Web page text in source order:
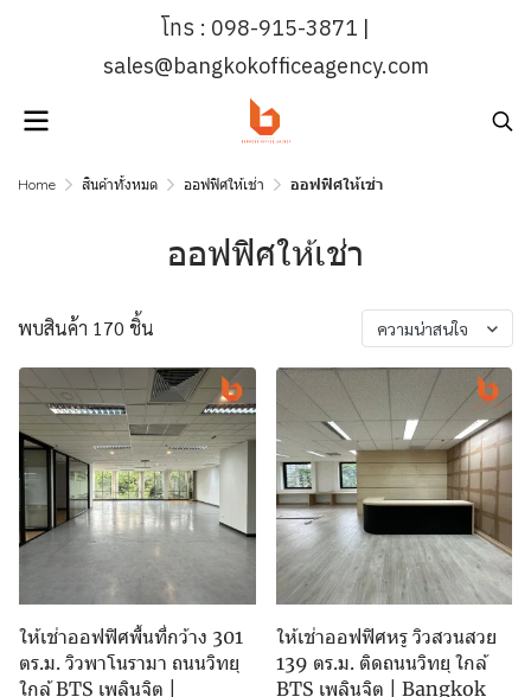
โทร : 098-915-3871 |
sales@bangkokofficeagency.com
Home สินค้าทั้งหมด ออฟฟิศให้เช่า ออฟฟิศให้เช่า
ออฟฟิศให้เช่า
พบสินค้า 170 ชิ้น ความน่าสนใจ
ให้เช่าออฟฟิศพื้นที่กว้าง 301
ตร.ม. วิวพาโนรามา ถนนวิทยุ
ใกล้ BTS เพลินจิต |
ให้เช่าออฟฟิศหรู วิวสวนสวย
139 ตร.ม. ติดถนนวิทยุ ใกล้
BTS เพลินจิต | Bangkok